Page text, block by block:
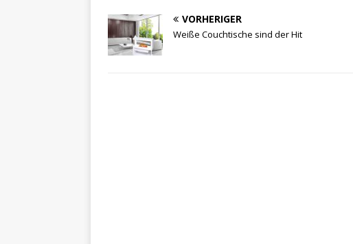
VORHERIGER
Weiße Couchtische sind der Hit